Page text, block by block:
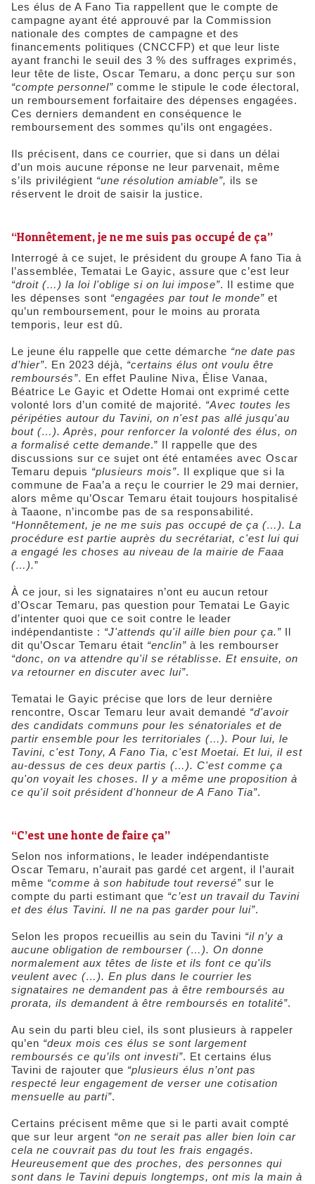
Les élus de A Fano Tia rappellent que le compte de
campagne ayant été approuvé par la Commission
nationale des comptes de campagne et des
financements politiques (CNCCFP) et que leur liste
ayant franchi le seuil des 3 % des suffrages exprimés,
leur tête de liste, Oscar Temaru, a donc perçu sur son
“compte personnel” comme le stipule le code électoral,
un remboursement forfaitaire des dépenses engagées.
Ces derniers demandent en conséquence le
remboursement des sommes qu’ils ont engagées.
Ils précisent, dans ce courrier, que si dans un délai
d’un mois aucune réponse ne leur parvenait, même
s’ils privilégient “une résolution amiable”, ils se
réservent le droit de saisir la justice.
“Honnêtement, je ne me suis pas occupé de ça”
Interrogé à ce sujet, le président du groupe A fano Tia à
l’assemblée, Tematai Le Gayic, assure que c’est leur
“droit (…) la loi l'oblige si on lui impose”. Il estime que
les dépenses sont “engagées par tout le monde” et
qu’un remboursement, pour le moins au prorata
temporis, leur est dû.
Le jeune élu rappelle que cette démarche “ne date pas
d’hier”. En 2023 déjà, “certains élus ont voulu être
remboursés”. En effet Pauline Niva, Élise Vanaa,
Béatrice Le Gayic et Odette Homai ont exprimé cette
volonté lors d’un comité de majorité. “Avec toutes les
péripéties autour du Tavini, on n'est pas allé jusqu'au
bout (…). Après, pour renforcer la volonté des élus, on
a formalisé cette demande.” Il rappelle que des
discussions sur ce sujet ont été entamées avec Oscar
Temaru depuis “plusieurs mois”. Il explique que si la
commune de Faa’a a reçu le courrier le 29 mai dernier,
alors même qu’Oscar Temaru était toujours hospitalisé
à Taaone, n’incombe pas de sa responsabilité.
“Honnêtement, je ne me suis pas occupé de ça (…). La
procédure est partie auprès du secrétariat, c'est lui qui
a engagé les choses au niveau de la mairie de Faaa
(…).”
À ce jour, si les signataires n’ont eu aucun retour
d’Oscar Temaru, pas question pour Tematai Le Gayic
d’intenter quoi que ce soit contre le leader
indépendantiste : “J'attends qu'il aille bien pour ça.” Il
dit qu’Oscar Temaru était “enclin” à les rembourser
“donc, on va attendre qu'il se rétablisse. Et ensuite, on
va retourner en discuter avec lui”.
Tematai le Gayic précise que lors de leur dernière
rencontre, Oscar Temaru leur avait demandé “d'avoir
des candidats communs pour les sénatoriales et de
partir ensemble pour les territoriales (…). Pour lui, le
Tavini, c'est Tony, A Fano Tia, c'est Moetai. Et lui, il est
au-dessus de ces deux partis (…). C'est comme ça
qu'on voyait les choses. Il y a même une proposition à
ce qu'il soit président d'honneur de A Fano Tia”.
“C’est une honte de faire ça”
Selon nos informations, le leader indépendantiste
Oscar Temaru, n’aurait pas gardé cet argent, il l’aurait
même “comme à son habitude tout reversé” sur le
compte du parti estimant que “c’est un travail du Tavini
et des élus Tavini. Il ne na pas garder pour lui”.
Selon les propos recueillis au sein du Tavini “il n’y a
aucune obligation de rembourser (…). On donne
normalement aux têtes de liste et ils font ce qu'ils
veulent avec (…). En plus dans le courrier les
signataires ne demandent pas à être remboursés au
prorata, ils demandent à être remboursés en totalité”.
Au sein du parti bleu ciel, ils sont plusieurs à rappeler
qu’en “deux mois ces élus se sont largement
remboursés ce qu’ils ont investi”. Et certains élus
Tavini de rajouter que “plusieurs élus n’ont pas
respecté leur engagement de verser une cotisation
mensuelle au parti”.
Certains précisent même que si le parti avait compté
que sur leur argent “on ne serait pas aller bien loin car
cela ne couvrait pas du tout les frais engagés.
Heureusement que des proches, des personnes qui
sont dans le Tavini depuis longtemps, ont mis la main à